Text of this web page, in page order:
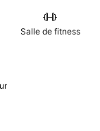
Salle de fitness